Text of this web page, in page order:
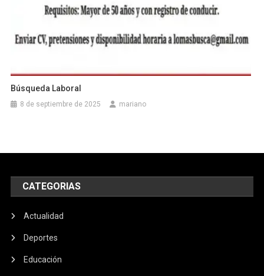
Búsqueda Laboral
8 de septiembre de 2025 mariano
CATEGORIAS
Actualidad
Deportes
Educación